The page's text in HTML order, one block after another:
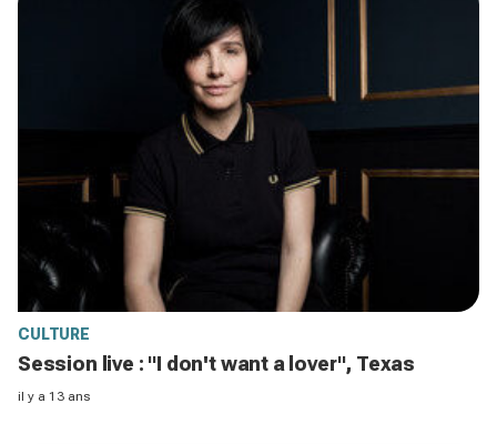
CULTURE
Session live : "I don't want a lover", Texas
il y a 13 ans